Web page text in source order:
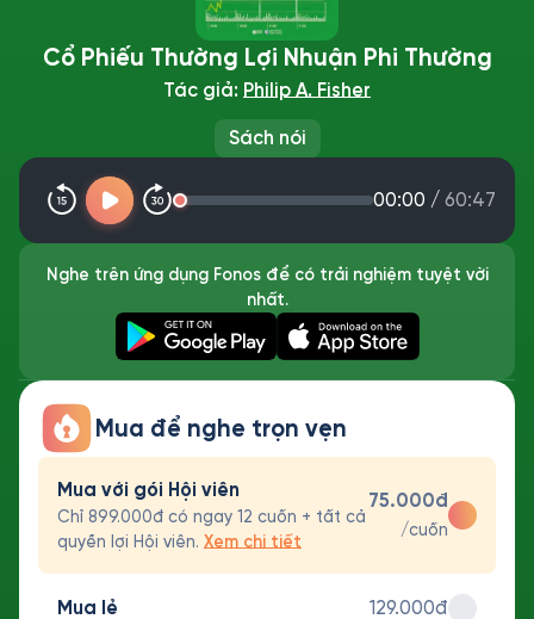
Sách nói
Cổ Phiếu Thường Lợi Nhuận Phi Thường
Tác giả: Philip A. Fisher
00:00 / 60:47
Nghe trên ứng dụng Fonos để có trải nghiệm tuyệt vời
nhất.
Mua để nghe trọn vẹn
Mua với gói Hội viên
Chỉ 899.000đ có ngay 12 cuốn + tất cả
quyền lợi Hội viên. Xem chi tiết
75.000đ
/cuốn
Mua lẻ 129.000đ